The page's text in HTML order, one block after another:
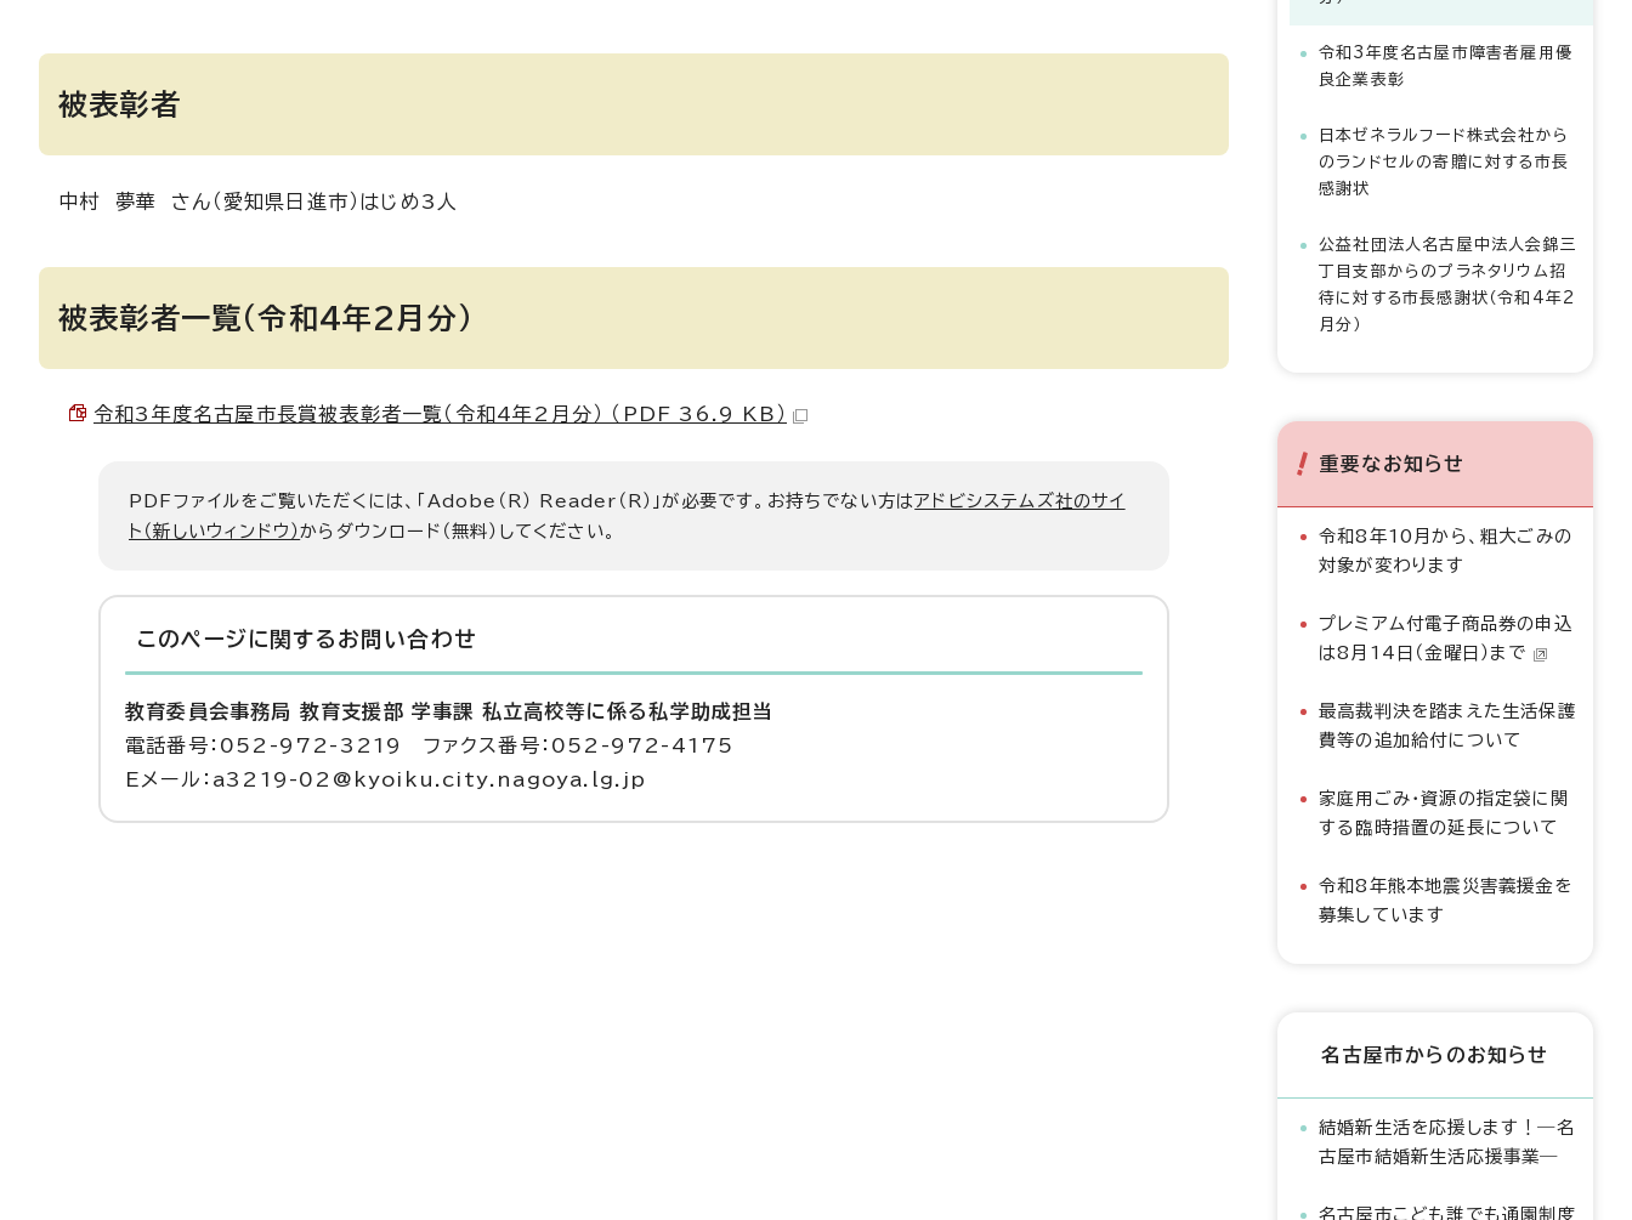
被表彰者
中村 夢華 さん（愛知県日進市）はじめ3人
被表彰者一覧（令和4年2月分）
令和3年度名古屋市長賞被表彰者一覧（令和4年2月分） （PDF 36.9 KB）
PDFファイルをご覧いただくには、「Adobe（R） Reader（R）」が必要です。お持ちでない方はアドビシステムズ社のサイ
ト（新しいウィンドウ）からダウンロード（無料）してください。
このページに関する お問い合わせ
教育委員会事務局 教育支援部 学事課 私立高校等に係る私学助成担当
電話番号：052-972-3219 ファクス番号：052-972-4175
Eメール：a3219-02@kyoiku.city.nagoya.lg.jp
令和3年度名古屋市障害者雇用優
良企業表彰
日本ゼネラルフード株式会社から
のランドセルの寄贈に対する市長
感謝状
公益社団法人名古屋中法人会錦三
丁目支部からのプラネタリウム招
待に対する市長感謝状（令和4年2
月分）
重要なお知らせ
令和8年10月から、粗大ごみの
対象が変わります
プレミアム付電子商品券の申込
は8月14日（金曜日）まで
最高裁判決を踏まえた生活保護
費等の追加給付について
家庭用ごみ・資源の指定袋に関
する臨時措置の延長について
令和8年熊本地震災害義援金を
募集しています
名古屋市からのお知らせ
結婚新生活を応援します！―名
古屋市結婚新生活応援事業―
名古屋市こども誰でも通園制度